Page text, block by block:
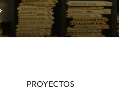
PROYECTOS